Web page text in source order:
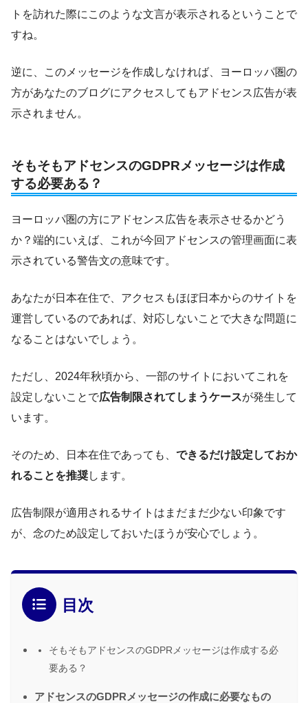
トを訪れた際にこのような文言が表示されるということで
すね。
逆に、このメッセージを作成しなければ、ヨーロッパ圏の
方があなたのブログにアクセスしてもアドセンス広告が表
示されません。
そもそもアドセンスのGDPRメッセージは作成
する必要ある？
ヨーロッパ圏の方にアドセンス広告を表示させるかどう
か？端的にいえば、これが今回アドセンスの管理画面に表
示されている警告文の意味です。
あなたが日本在住で、アクセスもほぼ日本からのサイトを
運営しているのであれば、対応しないことで大きな問題に
なることはないでしょう。
ただし、2024年秋頃から、一部のサイトにおいてこれを
設定しないことで広告制限されてしまうケースが発生して
います。
そのため、日本在住であっても、 できるだけ設定しておか
れることを推奨します。
広告制限が適用されるサイトはまだまだ少ない印象です
が、念のため設定しておいたほうが安心でしょう。
目次
そもそもアドセンスのGDPRメッセージは作成する必
要ある？
アドセンスのGDPRメッセージの作成に必要なもの